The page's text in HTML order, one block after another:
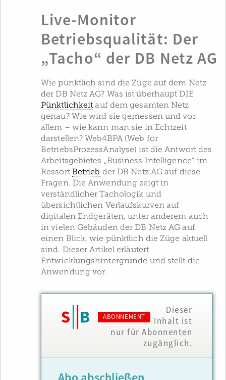
Live-Monitor
Betriebsqualität: Der
„Tacho“ der DB Netz AG
Wie pünktlich sind die Züge auf dem Netz
der DB Netz AG? Was ist überhaupt DIE
Pünktlichkeit auf dem gesamten Netz
genau? Wie wird sie gemessen und vor
allem – wie kann man sie in Echtzeit
darstellen? Web4BPA (Web for
BetriebsProzessAnalyse) ist die Antwort des
Arbeitsgebietes „Business Intelligence“ im
Ressort Betrieb der DB Netz AG auf diese
Fragen. Die Anwendung zeigt in
verständlicher Tachologik und
übersichtlichen Verlaufskurven auf
digitalen Endgeräten, unter anderem auch
in vielen Gebäuden der DB Netz AG auf
einen Blick, wie pünktlich die Züge aktuell
sind. Dieser Artikel erläutert
Entwicklungshintergründe und stellt die
Anwendung vor.
ABONNEMENT
Dieser
Inhalt ist
nur für Abonnenten
zugänglich.